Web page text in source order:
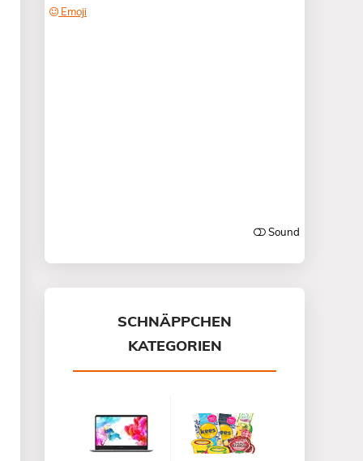
SCHNÄPPCHEN
KATEGORIEN